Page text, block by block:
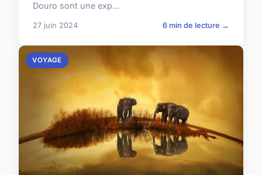
Douro sont une exp...
27 juin 2024 6 min de lecture →
VOYAGE